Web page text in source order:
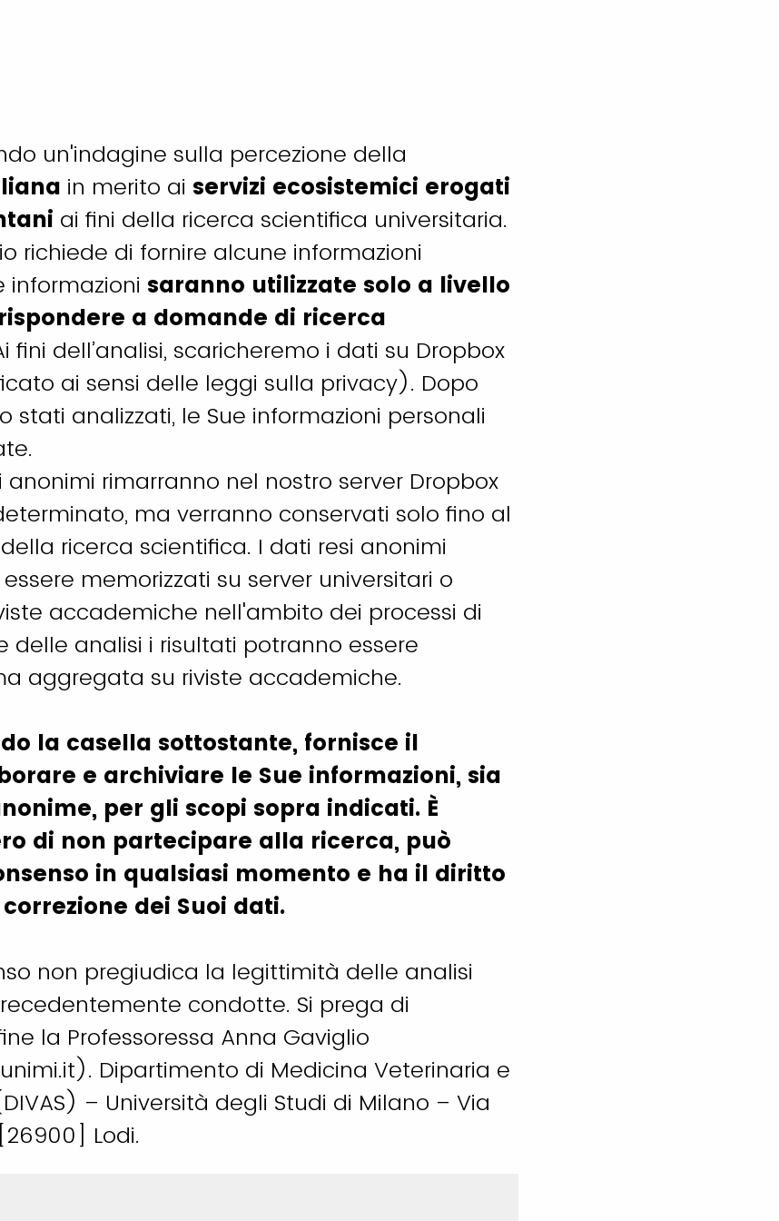
un'indagine sulla percezione della
in merito ai servizi ecosistemici erogati
ai fini della ricerca scientifica universitaria.
richiede di fornire alcune informazioni
informazioni saranno utilizzate solo a livello
a domande di ricerca
fini dell’analisi, scaricheremo i dati su Dropbox
ai sensi delle leggi sulla privacy). Dopo
stati analizzati, le Sue informazioni personali
anonimi rimarranno nel nostro server Dropbox
ma verranno conservati solo fino al
ricerca scientifica. I dati resi anonimi
memorizzati su server universitari o
accademiche nell'ambito dei processi di
delle analisi i risultati potranno essere
aggregata su riviste accademiche.
la casella sottostante, fornisce il
e archiviare le Sue informazioni, sia
per gli scopi sopra indicati. È
di non partecipare alla ricerca, può
in qualsiasi momento e ha il diritto
dei Suoi dati.
non pregiudica la legittimità delle analisi
condotte. Si prega di
la Professoressa Anna Gaviglio
Dipartimento di Medicina Veterinaria e
– Università degli Studi di Milano – Via
Lodi.